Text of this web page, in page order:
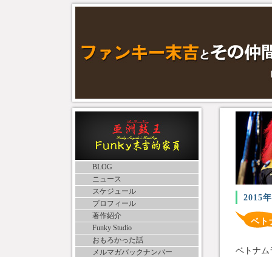
BLOG
ニュース
スケジュール
プロフィール
著作紹介
Funky Studio
おもろかった話
メルマガバックナンバー
2015
ベト
ベトナム